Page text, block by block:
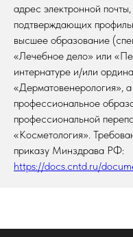
адрес электронной
подтверждающих
высшее образование
«Лечебное дело» или
интернатуре и/или
«Дерматовенерология»,
профессиональное
профессиональной
«Косметология».
приказу Минздрава РФ:
https://docs.cntd.ru/